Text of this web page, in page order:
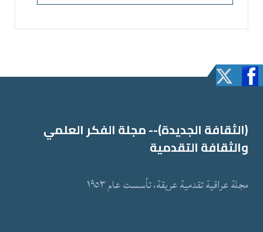
(الثقافة الجدیدة)-- مجلة الفكر العلمي
والثقافة التقدمیة
مجلة عراقیة تقدمیة عریقة، تأسست عام ١٩٥٣